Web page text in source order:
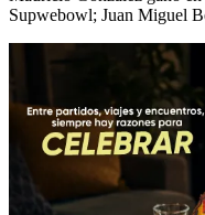
Supwebowl; Juan Miguel